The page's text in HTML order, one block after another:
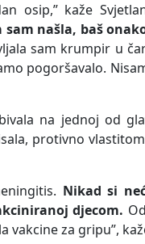
osip,” kaže
našla, baš
sam krumpir u
pogoršavalo.
na jednoj od
protivno
Nikad si
djecom.
vakcine za gripu”,